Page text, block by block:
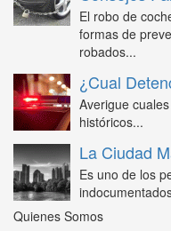
El robo de
formas de
robados...
¿Cual
Averigue
históricos...
La Ciudad
Es uno de los
Quienes Somos